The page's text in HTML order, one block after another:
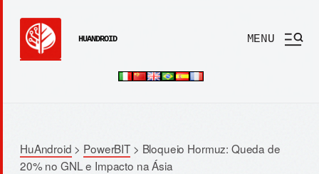
HUANDROID MENU
HuAndroid > PowerBIT> Bloqueio Hormuz: Queda de
20% no GNL e Impacto na Ásia